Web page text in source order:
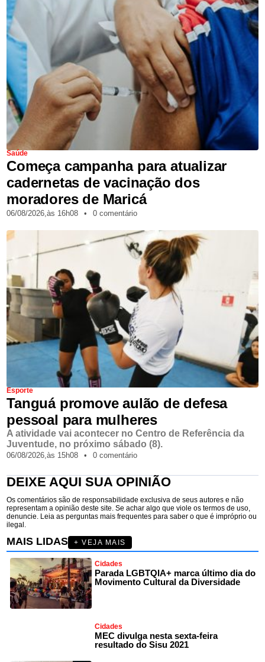
Saúde
Começa campanha para atualizar
cadernetas de vacinação dos
moradores de Maricá
06/08/2026,às 16h08 • 0 comentário
Esporte
Tanguá promove aulão de defesa
pessoal para mulheres
A atividade vai acontecer no Centro de Referência da
Juventude, no próximo sábado (8).
06/08/2026,às 15h08 • 0 comentário
DEIXE AQUI SUA OPINIÃO
Os comentários são de responsabilidade exclusiva de seus autores e não
representam a opinião deste site. Se achar algo que viole os termos de uso,
denuncie. Leia as perguntas mais frequentes para saber o que é impróprio ou
ilegal.
MAIS LIDAS + VEJA MAIS
Cidades
Parada LGBTQIA+ marca último dia do
Movimento Cultural da Diversidade
Cidades
MEC divulga nesta sexta-feira
resultado do Sisu 2021